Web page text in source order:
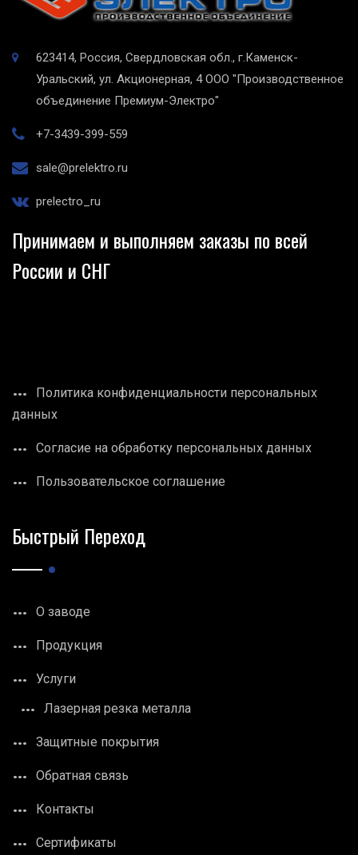
623414, Россия, Свердловская обл., г.Каменск-
Уральский, ул. Акционерная, 4 ООО "Производственное
объединение Премиум-Электро"
+7-3439-399-559
sale@prelektro.ru
prelectro_ru
Принимаем и выполняем заказы по всей
России и СНГ
Политика конфиденциальности персональных
данных
Согласие на обработку персональных данных
Пользовательское соглашение
Быстрый Переход
О заводе
Продукция
Услуги
Лазерная резка металла
Защитные покрытия
Обратная связь
Контакты
Сертификаты